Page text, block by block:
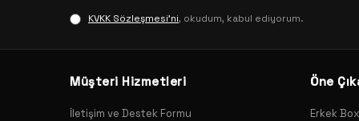
KVKK Sözleşmesi'ni, okudum, kabul ediyorum.
Müşteri Hizmetleri
İletişim ve Destek Formu
Öne
Erkek